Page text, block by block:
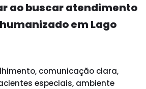
ao buscar atendimento
em Lago
comunicação clara,
especiais, ambiente